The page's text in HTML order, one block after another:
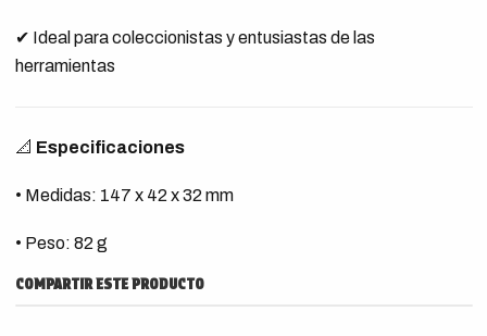
✔ Ideal para coleccionistas y entusiastas de las
herramientas
📐 Especificaciones
• Medidas: 147 x 42 x 32 mm
• Peso: 82 g
COMPARTIR ESTE PRODUCTO